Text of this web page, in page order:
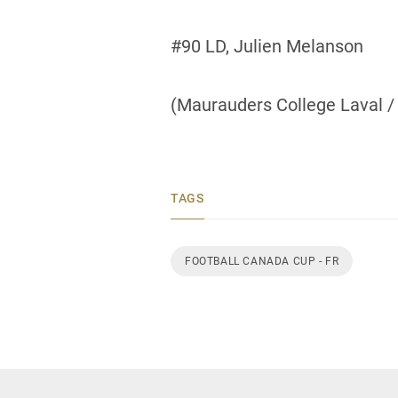
#90 LD, Julien Melanson
(Maurauders College Laval
TAGS
FOOTBALL CANADA CUP - FR